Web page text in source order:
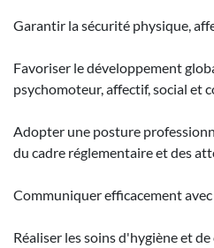
Garantir la sécurité physique,
Favoriser le développement
psychomoteur, affectif, social et
Adopter une posture
du cadre réglementaire et des
Communiquer efficacement
Réaliser les soins d'hygiène et